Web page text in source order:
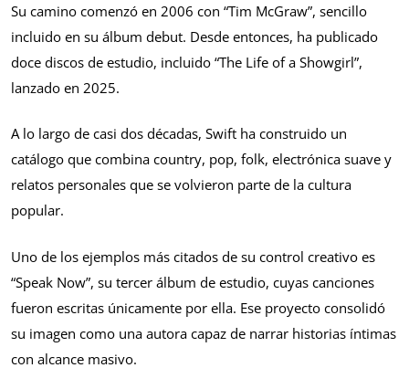
Su camino comenzó en 2006 con “Tim McGraw”, sencillo
incluido en su álbum debut. Desde entonces, ha publicado
doce discos de estudio, incluido “The Life of a Showgirl”,
lanzado en 2025.
A lo largo de casi dos décadas, Swift ha construido un
catálogo que combina country, pop, folk, electrónica suave y
relatos personales que se volvieron parte de la cultura
popular.
Uno de los ejemplos más citados de su control creativo es
“Speak Now”, su tercer álbum de estudio, cuyas canciones
fueron escritas únicamente por ella. Ese proyecto consolidó
su imagen como una autora capaz de narrar historias íntimas
con alcance masivo.